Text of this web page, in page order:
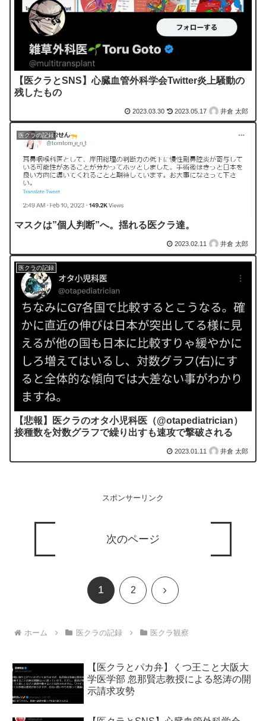
【医クラとSNS】心臓血管外科学会Twitter炎上騒動の
残したもの
2023.03.30 2023.05.17 井倉 太郎
医クラの記録
マスクは”個人判断”へ。揺れる医クラ達。
2023.02.11 井倉 太郎
医クラの記録
【悲報】医クラのオタ小児科医（@otapediatrician）
接種数を対数グラフで繰り出すも速攻で撃破される
2023.01.11 井倉 太郎
スポンサーリンク
次のページ
1 2 次
ホーム 医クラの記録 医クラ観察
【医クラとパカ弁】くつ王こと大阪大
学医学部 忽那賢志教授による怒涛の開
示請求攻勢